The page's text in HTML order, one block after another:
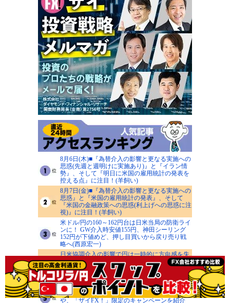
8月6日(木)■『為替介入の影響と更なる実施への
思惑(先週と週明けに実施あり)』と『イラン情
勢』、そして『明日に米国の雇用統計の発表を
控える点』に注目！(羊飼い)
8月7日(金)■『為替介入の影響と更なる実施への
思惑』と『米国の雇用統計の発表』、そして
『米国の金融政策への思惑(利上げへの思惑に注
視)』に注目！(羊飼い)
米ドル/円の160～162円台は日米当局の防衛ライ
ンに！ GW介入時安値155円、神田シーリング
152円が下値めど、押し目買いから戻り売り戦
略へ(西原宏一)
日米協調介入の影響で円は一時的に方向感を失
いそうだが、米ドル/円の円安トレンド継続は変
えない！9月日銀会合がターニングポイントと
なるか？(今井雅人)
FX会社のキャンペーンおすすめ10選！ キャッ
シュバックがもらえる条件がかんたんなFX会社
や、「ザイFX！」限定のキャンペーンを紹介